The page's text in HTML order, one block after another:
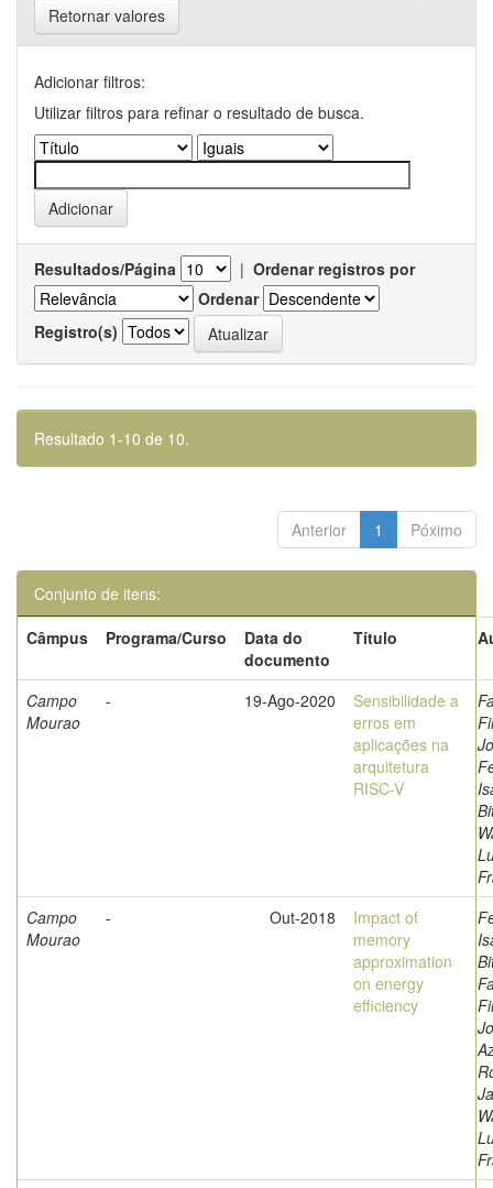
Retornar valores
Adicionar filtros:
Utilizar filtros para refinar o resultado de busca.
Resultados/Página | Ordenar registros por
Ordenar
Registro(s)
Resultado 1-10 de 10.
Anterior 1 Póximo
Conjunto de itens:
Câmpus
Programa/Curso
Data do
documento
Título
Campo
Mourao
- 19-Ago-2020
Sensibilidade a
erros em
aplicações na
arquitetura
RISC-V
Campo
Mourao
- Out-2018
Impact of
memory
approximation
on energy
efficiency